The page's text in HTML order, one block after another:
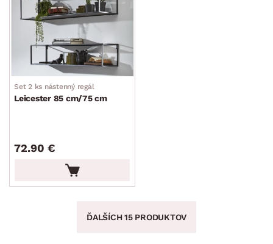
Set 2 ks nástenný regál
Leicester 85 cm/75 cm
72.90 €
ĎALŠÍCH 15 PRODUKTOV